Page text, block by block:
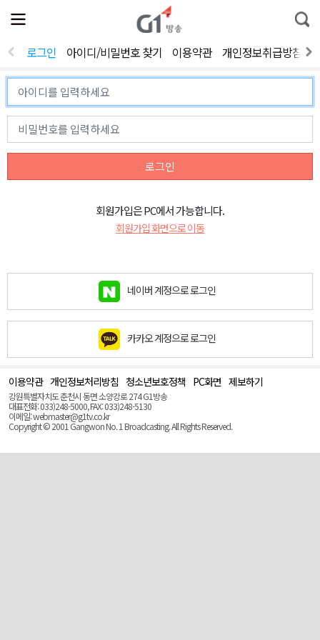
전
체
뉴
열
통
합
색
로그인 아이디/비밀번호 찾기 이용약관 개인정보취급방침
로그인
회원가입은 PC에서 가능합니다.
회원가입 화면으로 이동
네이버 계정으로 로그인
카카오 계정으로 로그인
이용약관 개인정보처리방침 청소년보호정책 PC화면 제보하기
강원특별자치도 춘천시 동면 소양강로 274 G1방송
대표전화: 033)248-5000, FAX: 033)248-5130
이메일: webmaster@g1tv.co.kr
Copyright © 2001 Gangwon No. 1 Broadcasting. All Rights Reserved.